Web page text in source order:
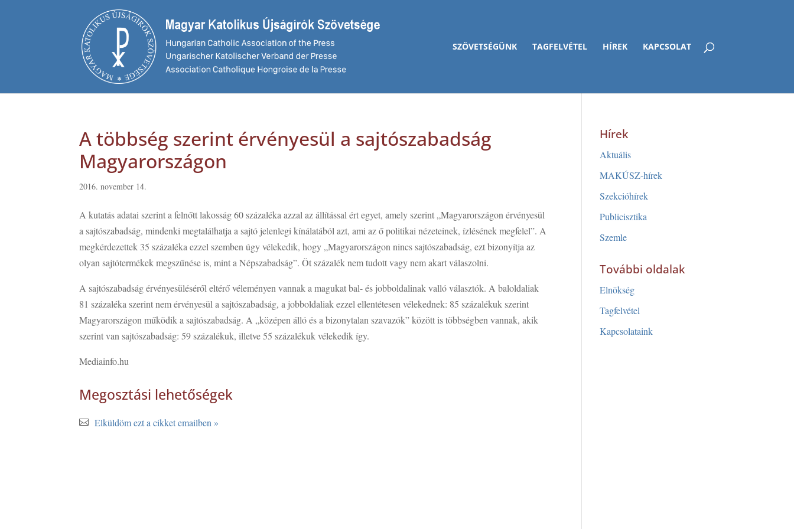
SZÖVETSÉGÜNK TAGFELVÉTEL HÍREK KAPCSOLAT
A többség szerint érvényesül a sajtószabadság
Magyarországon
2016. november 14.
A kutatás adatai szerint a felnőtt lakosság 60 százaléka azzal az állítással ért egyet, amely szerint „Magyarországon érvényesül
a sajtószabadság, mindenki megtalálhatja a sajtó jelenlegi kínálatából azt, ami az ő politikai nézeteinek, ízlésének megfelel”. A
megkérdezettek 35 százaléka ezzel szemben úgy vélekedik, hogy „Magyarországon nincs sajtószabadság, ezt bizonyítja az
olyan sajtótermékek megszűnése is, mint a Népszabadság”. Öt százalék nem tudott vagy nem akart válaszolni.
A sajtószabadság érvényesüléséről eltérő véleményen vannak a magukat bal- és jobboldalinak valló választók. A baloldaliak
81 százaléka szerint nem érvényesül a sajtószabadság, a jobboldaliak ezzel ellentétesen vélekednek: 85 százalékuk szerint
Magyarországon működik a sajtószabadság. A „középen álló és a bizonytalan szavazók” között is többségben vannak, akik
szerint van sajtószabadság: 59 százalékuk, illetve 55 százalékuk vélekedik így.
Mediainfo.hu
Megosztási lehetőségek
Elküldöm ezt a cikket emailben »
Hírek
Aktuális
MAKÚSZ-hírek
Szekcióhírek
Publicisztika
Szemle
További oldalak
Elnökség
Tagfelvétel
Kapcsolataink